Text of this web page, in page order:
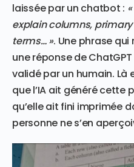
laissée par un chatbot :
explain columns, primary
terms… ». Une phrase
une réponse de
validé par un humain. Là
que l’IA ait généré cette
qu’elle ait fini imprimée
personne ne s’en